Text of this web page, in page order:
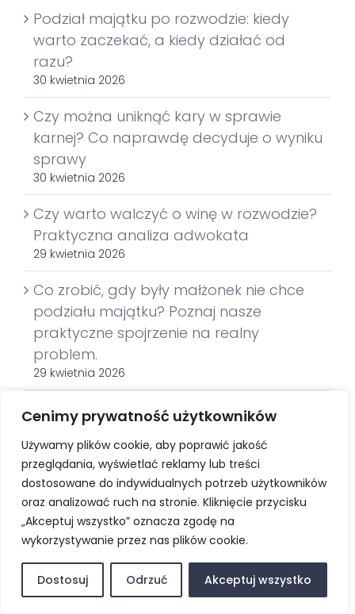
Cenimy prywatność użytkowników
Używamy plików cookie, aby poprawić jakość
przeglądania, wyświetlać reklamy lub treści
dostosowane do indywidualnych potrzeb użytkowników
oraz analizować ruch na stronie. Kliknięcie przycisku
„Akceptuj wszystko” oznacza zgodę na
wykorzystywanie przez nas plików cookie.
Dostosuj Odrzuć Akceptuj wszystko
Podział majątku po rozwodzie: kiedy
warto zaczekać, a kiedy działać od
razu?
30 kwietnia 2026
Czy można uniknąć kary w sprawie
karnej? Co naprawdę decyduje o wyniku
sprawy
30 kwietnia 2026
Czy warto walczyć o winę w rozwodzie?
Praktyczna analiza adwokata
29 kwietnia 2026
Co zrobić, gdy były małżonek nie chce
podziału majątku? Poznaj nasze
praktyczne spojrzenie na realny
problem.
29 kwietnia 2026
Przeszukanie mieszkania – czy musisz
wpuścić policję i co zrobić, żeby nie mieć
problemów
20 kwietnia 2026
5 błędów po kolizji drogowej, które
mogą kosztować Cię pieniądze i
problemy prawne
20 kwietnia 2026